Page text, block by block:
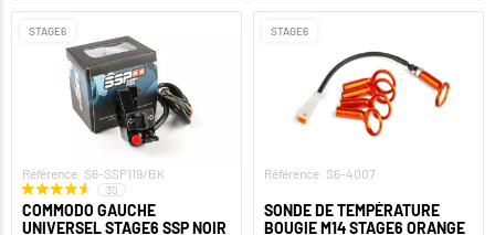
STAGE6
Référence: S6-SSP119/BK
30
COMMODO GAUCHE
UNIVERSEL STAGE6 SSP NOIR
STAGE6
Référence: S6-4007
SONDE DE TEMPÉRATURE
BOUGIE M14 STAGE6 ORANGE